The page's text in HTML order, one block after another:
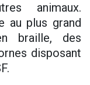
animaux.
au plus grand
braille, des
disposant